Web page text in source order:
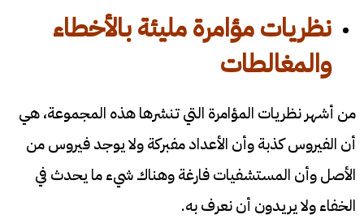
نظريات مؤامرة مليئة بالأخطاء
والمغالطات
من أشهر نظريات المؤامرة التي تنشرها هذه المجموعة، هي
أن الفيروس كذبة وأن الأعداد مفبركة ولا يوجد فيروس من
الأصل وأن المستشفيات فارغة وهناك شيء ما يحدث في
الخفاء ولا يريدون أن نعرف به.